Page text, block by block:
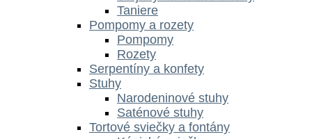
Taniere
Pompomy a rozety
Pompomy
Rozety
Serpentíny a konfety
Stuhy
Narodeninové stuhy
Saténové stuhy
Tortové sviečky a fontány